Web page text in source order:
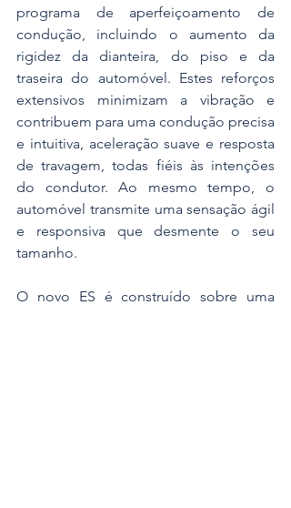
programa de aperfeiçoamento de
condução, incluindo o aumento da
rigidez da dianteira, do piso e da
traseira do automóvel. Estes reforços
extensivos minimizam a vibração e
contribuem para uma condução precisa
e intuitiva, aceleração suave e resposta
de travagem, todas fiéis às intenções
do condutor. Ao mesmo tempo, o
automóvel transmite uma sensação ágil
e responsiva que desmente o seu
tamanho.
O novo ES é construído sobre uma